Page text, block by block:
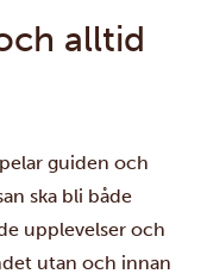
alltid
guiden och
ska bli både
upplevelser och
utan och innan